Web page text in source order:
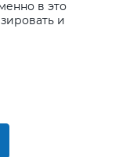
в это
и